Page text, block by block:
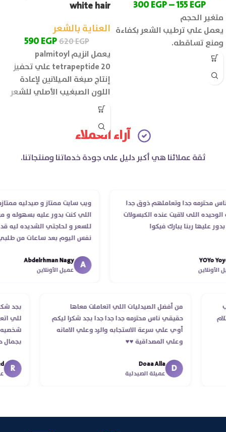
155EGP
–
300EGP
متغير الحجم
يعمل علي ترطيب الشعر بكفاءة
ومنع تساقطه.
white hair
العناية بالشعر
620EGP
590EGP
يعمل انزيم palmitoyl
tetrapeptide 20 علي تحفيز
إنتاج صبغة الميلانين لإعادة
اللون الصبغيب الأصلي للشعر
الحجم: 250 مل
آراء العملاء
ثقة عملائنا هي أكبر دليل على جودة خدماتنا ومنتجاتنا.
جدا وتعاملهم ذوق جدا
اللى لاقيت عنده الكبسولات
ربنا يبارك فيكوا
ويب سايت ممتاز و صيدليه ممتازه
اللي كنت بدور عليه بسهوله و من
للسعر و لحاجتي الشديده ليه قدر
نفس اليوم بعد ساعات من طلبي و
انتهاء موعد عمله ..فضل يتابع
استلمت ..شكرا جزيلا ليكم
A
Abdelrhman Nagy
عميل الأونلاين
من أفضل الصيدليات اللي اتعاملت معاها
حقيقي ناس محترمه جدا جدا جدا بجد شكرا ليكم
أوي علي سرعة الاستجابه والرد وعلي الامانه
وعلي المصداقية ♥️♥️‏
D
Doaa Alla
عميلة الصيدلية
R